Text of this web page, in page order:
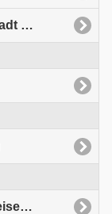
Wahl zu den Ortsräten in der Kreisstadt Neunkirchen
Stichwahl des Landrats des Landkreises Neunkirchen